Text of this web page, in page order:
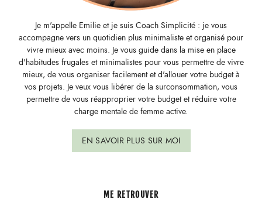
Je m'appelle Emilie et je suis Coach Simplicité : je vous
accompagne vers un quotidien plus minimaliste et organisé pour
vivre mieux avec moins. Je vous guide dans la mise en place
d'habitudes frugales et minimalistes pour vous permettre de vivre
mieux, de vous organiser facilement et d'allouer votre budget à
vos projets. Je veux vous libérer de la surconsommation, vous
permettre de vous réapproprier votre budget et réduire votre
charge mentale de femme active.
EN SAVOIR PLUS SUR MOI
ME RETROUVER